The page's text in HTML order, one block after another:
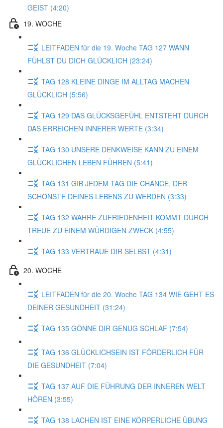
GEIST (4:20)
19. WOCHE
LEITFADEN für die 19. Woche TAG 127 WANN
FÜHLST DU DICH GLÜCKLICH (23:24)
TAG 128 KLEINE DINGE IM ALLTAG MACHEN
GLÜCKLICH (5:56)
TAG 129 DAS GLÜCKSGEFÜHL ENTSTEHT DURCH
DAS ERREICHEN INNERER WERTE (3:34)
TAG 130 UNSERE DENKWEISE KANN ZU EINEM
GLÜCKLICHEN LEBEN FÜHREN (5:41)
TAG 131 GIB JEDEM TAG DIE CHANCE, DER
SCHÖNSTE DEINES LEBENS ZU WERDEN (3:33)
TAG 132 WAHRE ZUFRIEDENHEIT KOMMT DURCH
TREUE ZU EINEM WÜRDIGEN ZWECK (4:55)
TAG 133 VERTRAUE DIR SELBST (4:31)
20. WOCHE
LEITFADEN für die 20. Woche TAG 134 WIE GEHT ES
DEINER GESUNDHEIT (31:24)
TAG 135 GÖNNE DIR GENUG SCHLAF (7:54)
TAG 136 GLÜCKLICHSEIN IST FÖRDERLICH FÜR
DIE GESUNDHEIT (7:04)
TAG 137 AUF DIE FÜHRUNG DER INNEREN WELT
HÖREN (3:55)
TAG 138 LACHEN IST EINE KÖRPERLICHE ÜBUNG